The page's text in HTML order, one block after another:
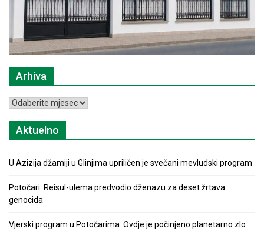
Arhiva
Arhiva
Aktuelno
U Azizija džamiji u Glinjima upriličen je svečani mevludski program
Potočari: Reisul-ulema predvodio dženazu za deset žrtava
genocida
Vjerski program u Potočarima: Ovdje je počinjeno planetarno zlo